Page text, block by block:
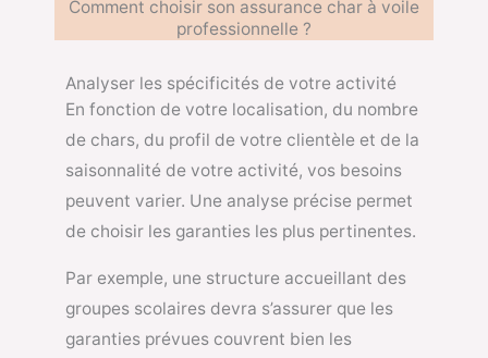
Comment choisir son assurance char à voile
professionnelle ?
Analyser les spécificités de votre activité
En fonction de votre localisation, du nombre
de chars, du profil de votre clientèle et de la
saisonnalité de votre activité, vos besoins
peuvent varier. Une analyse précise permet
de choisir les garanties les plus pertinentes.
Par exemple, une structure accueillant des
groupes scolaires devra s’assurer que les
garanties prévues couvrent bien les